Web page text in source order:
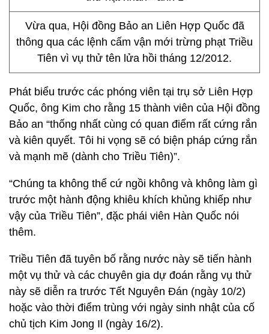
Vừa qua, Hội đồng Bảo an Liên Hợp Quốc đã
thông qua các lệnh cấm vận mới trừng phạt Triều
Tiên vì vụ thử tên lửa hồi tháng 12/2012.
Phát biểu trước các phóng viên tại trụ sở Liên Hợp
Quốc, ông Kim cho rằng 15 thành viên của Hội đồng
Bảo an “thống nhất cùng có quan điểm rất cứng rắn
và kiên quyết. Tôi hi vọng sẽ có biện pháp cứng rắn
và mạnh mẽ (dành cho Triều Tiên)”.
“Chúng ta không thể cứ ngồi không và không làm gì
trước một hành động khiêu khích khủng khiếp như
vậy của Triều Tiên”, đặc phái viên Hàn Quốc nói
thêm.
Triều Tiên đã tuyên bố rằng nước này sẽ tiến hành
một vụ thử và các chuyên gia dự đoán rằng vụ thử
này sẽ diễn ra trước Tết Nguyên Đán (ngày 10/2)
hoặc vào thời điểm trùng với ngày sinh nhật của cố
chủ tịch Kim Jong Il (ngày 16/2).